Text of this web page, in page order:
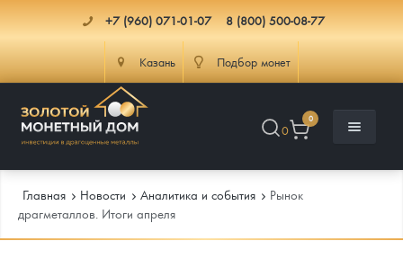
+7 (960) 071-01-07 8 (800) 500-08-77
Казань Подбор монет
0
0
Главная Новости Аналитика и события
Рынок
драгметаллов. Итоги апреля